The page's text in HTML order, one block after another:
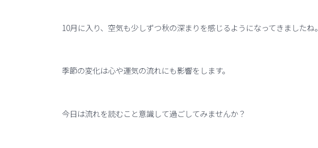
10月に入り、空気も少しずつ秋の深まりを感じるようになってきましたね。
季節の変化は心や運気の流れにも影響をします。
今日は流れを読むこと意識して過ごしてみませんか？